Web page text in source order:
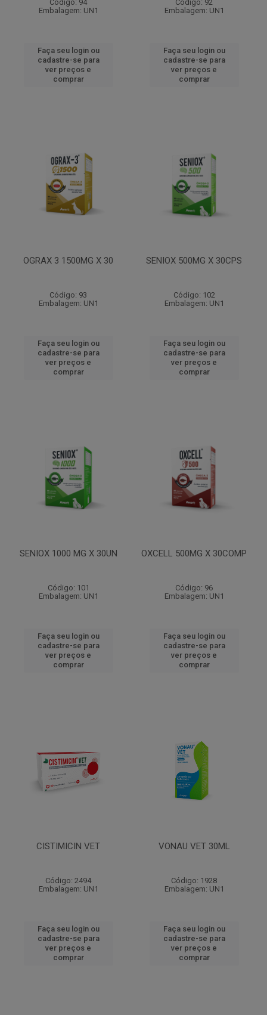
Código: 94
Embalagem: UN1
Faça seu login ou
cadastre-se para
ver preços e
comprar
Código: 92
Embalagem: UN1
Faça seu login ou
cadastre-se para
ver preços e
comprar
OGRAX 3 1500MG X 30
Código: 93
Embalagem: UN1
Faça seu login ou
cadastre-se para
ver preços e
comprar
SENIOX 500MG X 30CPS
Código: 102
Embalagem: UN1
Faça seu login ou
cadastre-se para
ver preços e
comprar
SENIOX 1000 MG X 30UN
Código: 101
Embalagem: UN1
Faça seu login ou
cadastre-se para
ver preços e
comprar
OXCELL 500MG X 30COMP
Código: 96
Embalagem: UN1
Faça seu login ou
cadastre-se para
ver preços e
comprar
CISTIMICIN VET
Código: 2494
Embalagem: UN1
Faça seu login ou
cadastre-se para
ver preços e
comprar
VONAU VET 30ML
Código: 1928
Embalagem: UN1
Faça seu login ou
cadastre-se para
ver preços e
comprar